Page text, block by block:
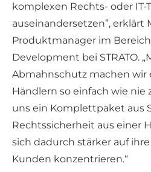
komplexen Rechts- oder IT-
auseinandersetzen”, erklärt
Produktmanager im
Development bei STRATO.
Abmahnschutz machen wir
Händlern so einfach wie nie
uns ein Komplettpaket aus
Rechtssicherheit aus einer
sich dadurch stärker auf
Kunden konzentrieren.“